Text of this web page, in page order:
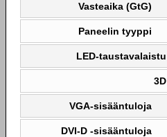
Vasteaika (GtG)
Paneelin tyyppi
LED-taustavalaistu
3D
VGA-sisääntuloja
DVI-D -sisääntuloja